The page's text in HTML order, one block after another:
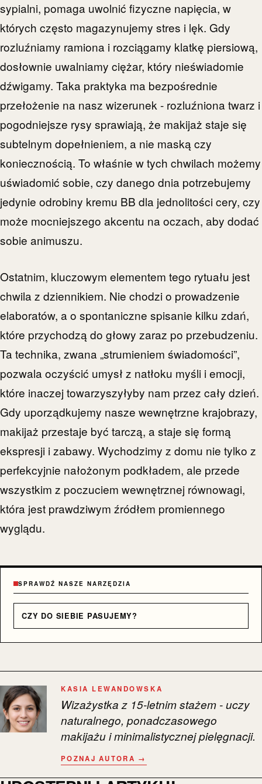
sypialni, pomaga uwolnić fizyczne napięcia, w
których często magazynujemy stres i lęk. Gdy
rozluźniamy ramiona i rozciągamy klatkę piersiową,
dosłownie uwalniamy ciężar, który nieświadomie
dźwigamy. Taka praktyka ma bezpośrednie
przełożenie na nasz wizerunek - rozluźniona twarz i
pogodniejsze rysy sprawiają, że makijaż staje się
subtelnym dopełnieniem, a nie maską czy
koniecznością. To właśnie w tych chwilach możemy
uświadomić sobie, czy danego dnia potrzebujemy
jedynie odrobiny kremu BB dla jednolitości cery, czy
może mocniejszego akcentu na oczach, aby dodać
sobie animuszu.
Ostatnim, kluczowym elementem tego rytuału jest
chwila z dziennikiem. Nie chodzi o prowadzenie
elaboratów, a o spontaniczne spisanie kilku zdań,
które przychodzą do głowy zaraz po przebudzeniu.
Ta technika, zwana „strumieniem świadomości”,
pozwala oczyścić umysł z natłoku myśli i emocji,
które inaczej towarzyszyłyby nam przez cały dzień.
Gdy uporządkujemy nasze wewnętrzne krajobrazy,
makijaż przestaje być tarczą, a staje się formą
ekspresji i zabawy. Wychodzimy z domu nie tylko z
perfekcyjnie nałożonym podkładem, ale przede
wszystkim z poczuciem wewnętrznej równowagi,
która jest prawdziwym źródłem promiennego
wyglądu.
SPRAWDŹ NASZE NARZĘDZIA
CZY DO SIEBIE PASUJEMY?
KASIA LEWANDOWSKA
Wizażystka z 15-letnim stażem - uczy
naturalnego, ponadczasowego
makijażu i minimalistycznej pielęgnacji.
POZNAJ AUTORA →